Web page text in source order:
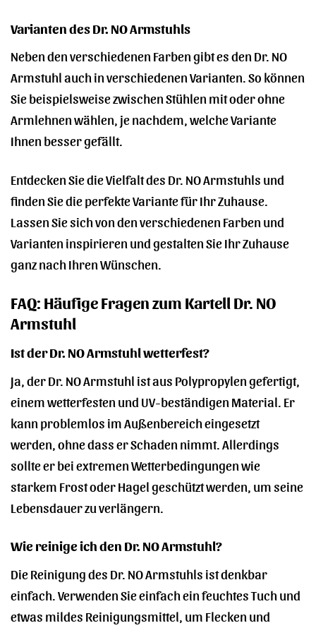
Varianten des Dr. NO Armstuhls
Neben den verschiedenen Farben gibt es den Dr. NO
Armstuhl auch in verschiedenen Varianten. So können
Sie beispielsweise zwischen Stühlen mit oder ohne
Armlehnen wählen, je nachdem, welche Variante
Ihnen besser gefällt.
Entdecken Sie die Vielfalt des Dr. NO Armstuhls und
finden Sie die perfekte Variante für Ihr Zuhause.
Lassen Sie sich von den verschiedenen Farben und
Varianten inspirieren und gestalten Sie Ihr Zuhause
ganz nach Ihren Wünschen.
FAQ: Häufige Fragen zum Kartell Dr. NO
Armstuhl
Ist der Dr. NO Armstuhl wetterfest?
Ja, der Dr. NO Armstuhl ist aus Polypropylen gefertigt,
einem wetterfesten und UV-beständigen Material. Er
kann problemlos im Außenbereich eingesetzt
werden, ohne dass er Schaden nimmt. Allerdings
sollte er bei extremen Wetterbedingungen wie
starkem Frost oder Hagel geschützt werden, um seine
Lebensdauer zu verlängern.
Wie reinige ich den Dr. NO Armstuhl?
Die Reinigung des Dr. NO Armstuhls ist denkbar
einfach. Verwenden Sie einfach ein feuchtes Tuch und
etwas mildes Reinigungsmittel, um Flecken und